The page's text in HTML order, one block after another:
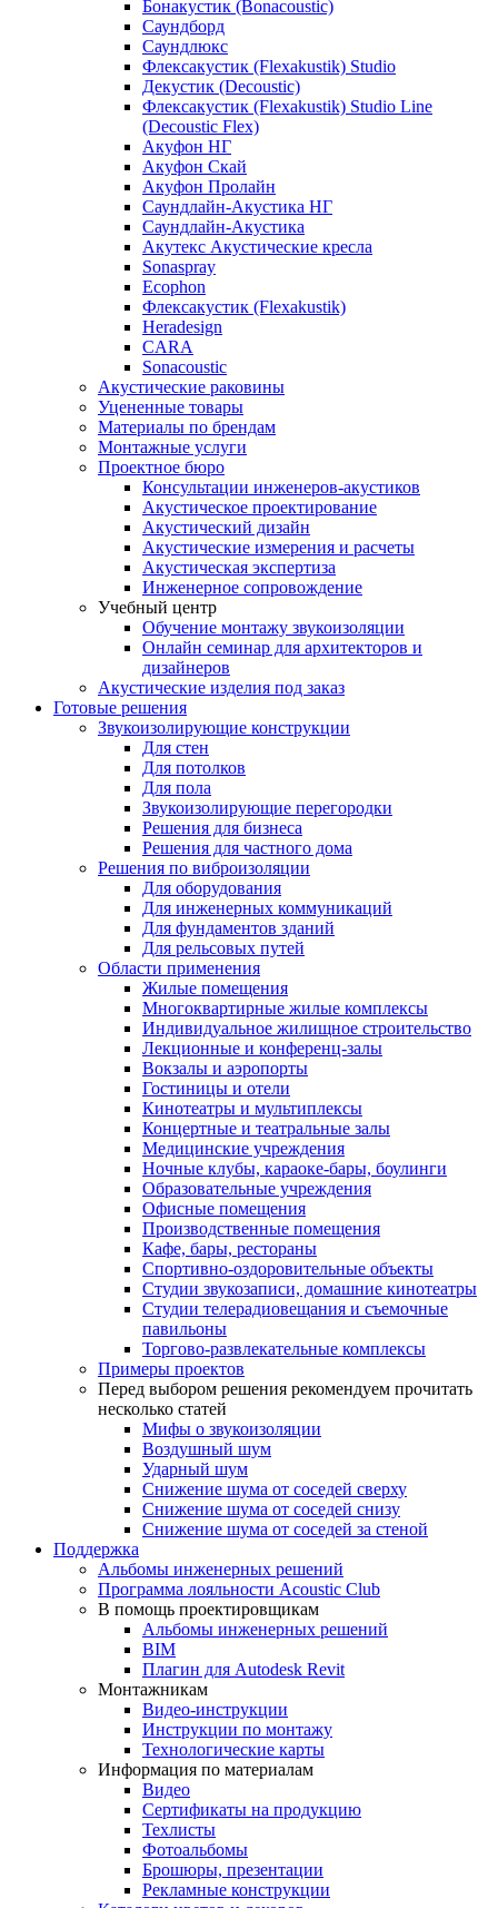
Бонакустик (Bonacoustic)
Саундборд
Саундлюкс
Флексакустик (Flexakustik) Studio
Декустик (Decoustic)
Флексакустик (Flexakustik) Studio Line
(Decoustic Flex)
Акуфон НГ
Акуфон Скай
Акуфон Пролайн
Саундлайн-Акустика НГ
Саундлайн-Акустика
Акутекс Акустические кресла
Sonaspray
Ecophon
Флексакустик (Flexakustik)
Heradesign
CARA
Sonacoustic
Акустические раковины
Уцененные товары
Материалы по брендам
Монтажные услуги
Проектное бюро
Консультации инженеров-акустиков
Акустическое проектирование
Акустический дизайн
Акустические измерения и расчеты
Акустическая экспертиза
Инженерное сопровождение
Учебный центр
Обучение монтажу звукоизоляции
Онлайн семинар для архитекторов и
дизайнеров
Акустические изделия под заказ
Готовые решения
Звукоизолирующие конструкции
Для стен
Для потолков
Для пола
Звукоизолирующие перегородки
Решения для бизнеса
Решения для частного дома
Решения по виброизоляции
Для оборудования
Для инженерных коммуникаций
Для фундаментов зданий
Для рельсовых путей
Области применения
Жилые помещения
Многоквартирные жилые комплексы
Индивидуальное жилищное строительство
Лекционные и конференц-залы
Вокзалы и аэропорты
Гостиницы и отели
Кинотеатры и мультиплексы
Концертные и театральные залы
Медицинские учреждения
Ночные клубы, караоке-бары, боулинги
Образовательные учреждения
Офисные помещения
Производственные помещения
Кафе, бары, рестораны
Спортивно-оздоровительные объекты
Студии звукозаписи, домашние кинотеатры
Студии телерадиовещания и съемочные
павильоны
Торгово-развлекательные комплексы
Примеры проектов
Перед выбором решения рекомендуем прочитать
несколько статей
Мифы о звукоизоляции
Воздушный шум
Ударный шум
Снижение шума от соседей сверху
Снижение шума от соседей снизу
Снижение шума от соседей за стеной
Поддержка
Альбомы инженерных решений
Программа лояльности Acoustic Club
В помощь проектировщикам
Альбомы инженерных решений
BIM
Плагин для Autodesk Revit
Монтажникам
Видео-инструкции
Инструкции по монтажу
Технологические карты
Информация по материалам
Видео
Сертификаты на продукцию
Техлисты
Фотоальбомы
Брошюры, презентации
Рекламные конструкции